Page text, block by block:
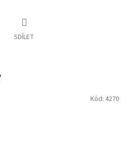
SDÍLET
Kód: 4270